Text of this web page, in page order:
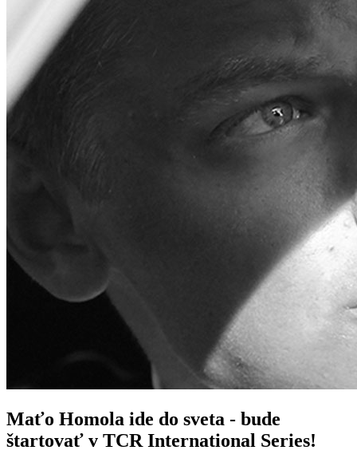
Maťo Homola ide do sveta - bude
štartovať v TCR International Series!